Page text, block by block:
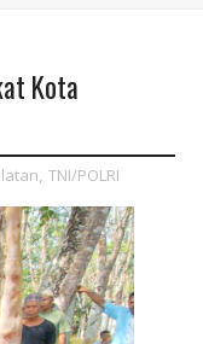
Kota
, TNI/POLRI